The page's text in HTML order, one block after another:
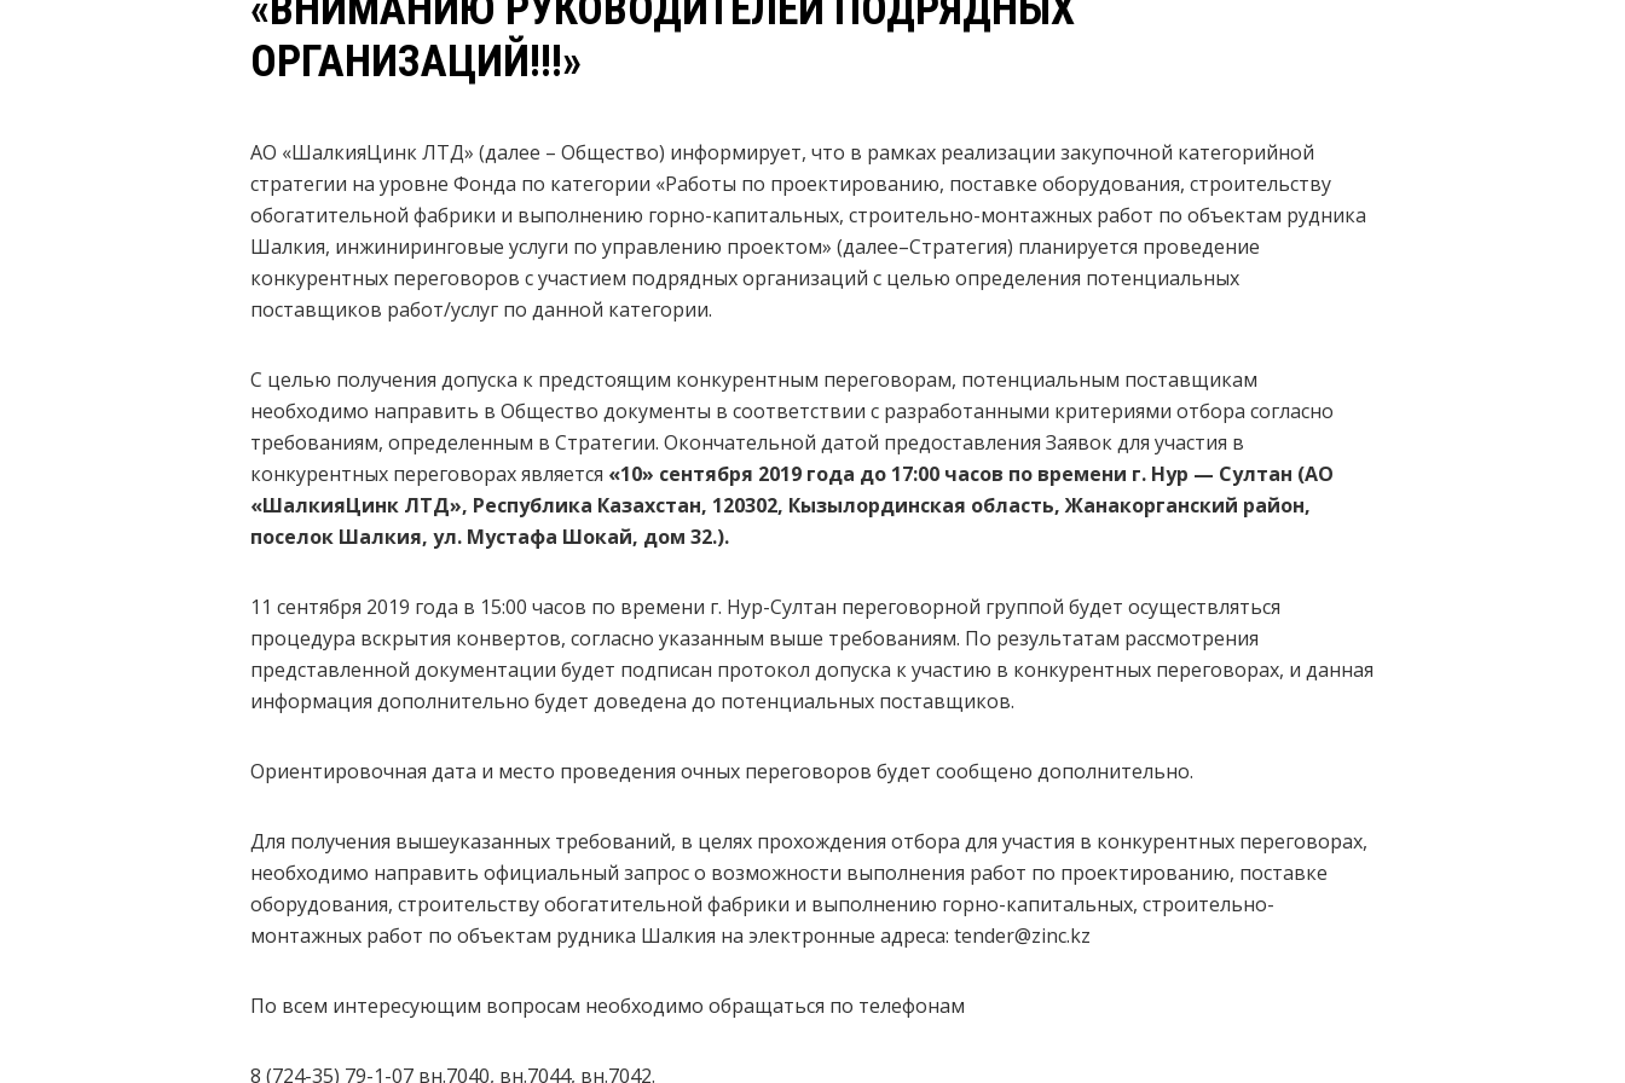
ОРГАНИЗАЦИЙ!!!»
АО «ШалкияЦинк ЛТД» (далее – Общество) информирует, что в рамках реализации закупочной категорийной
стратегии на уровне Фонда по категории «Работы по проектированию, поставке оборудования, строительству
обогатительной фабрики и выполнению горно-капитальных, строительно-монтажных работ по объектам рудника
Шалкия, инжиниринговые услуги по управлению проектом» (далее–Стратегия) планируется проведение
конкурентных переговоров с участием подрядных организаций с целью определения потенциальных
поставщиков работ/услуг по данной категории.
С целью получения допуска к предстоящим конкурентным переговорам, потенциальным поставщикам
необходимо направить в Общество документы в соответствии с разработанными критериями отбора согласно
требованиям, определенным в Стратегии. Окончательной датой предоставления Заявок для участия в
конкурентных переговорах является «10» сентября 2019 года до 17:00 часов по времени г. Нур — Султан (АО
«ШалкияЦинк ЛТД», Республика Казахстан, 120302, Кызылординская область, Жанакорганский район,
поселок Шалкия, ул. Мустафа Шокай, дом 32.).
11 сентября 2019 года в 15:00 часов по времени г. Нур-Султан переговорной группой будет осуществляться
процедура вскрытия конвертов, согласно указанным выше требованиям. По результатам рассмотрения
представленной документации будет подписан протокол допуска к участию в конкурентных переговорах, и данная
информация дополнительно будет доведена до потенциальных поставщиков.
Ориентировочная дата и место проведения очных переговоров будет сообщено дополнительно.
Для получения вышеуказанных требований, в целях прохождения отбора для участия в конкурентных переговорах,
необходимо направить официальный запрос о возможности выполнения работ по проектированию, поставке
оборудования, строительству обогатительной фабрики и выполнению горно-капитальных, строительно-
монтажных работ по объектам рудника Шалкия на электронные адреса: tender@zinc.kz
По всем интересующим вопросам необходимо обращаться по телефонам
8 (724-35) 79-1-07 вн.7040, вн.7044, вн.7042.